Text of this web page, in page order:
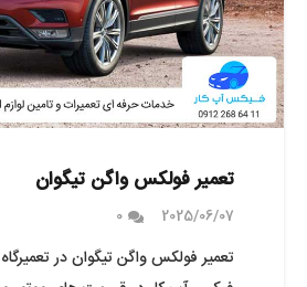
تعمیر فولکس واگن تیگوان
2025/06/07
0
تعمیر فولکس واگن تیگوان در